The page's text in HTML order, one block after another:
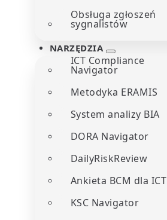
Obsługa zgłoszeń
sygnalistów
NARZĘDZIA
ICT Compliance
Navigator
Metodyka ERAMIS
System analizy BIA
DORA Navigator
DailyRiskReview
Ankieta BCM dla ICT
KSC Navigator